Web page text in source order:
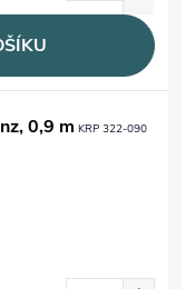
0,9 m KRP 322-090